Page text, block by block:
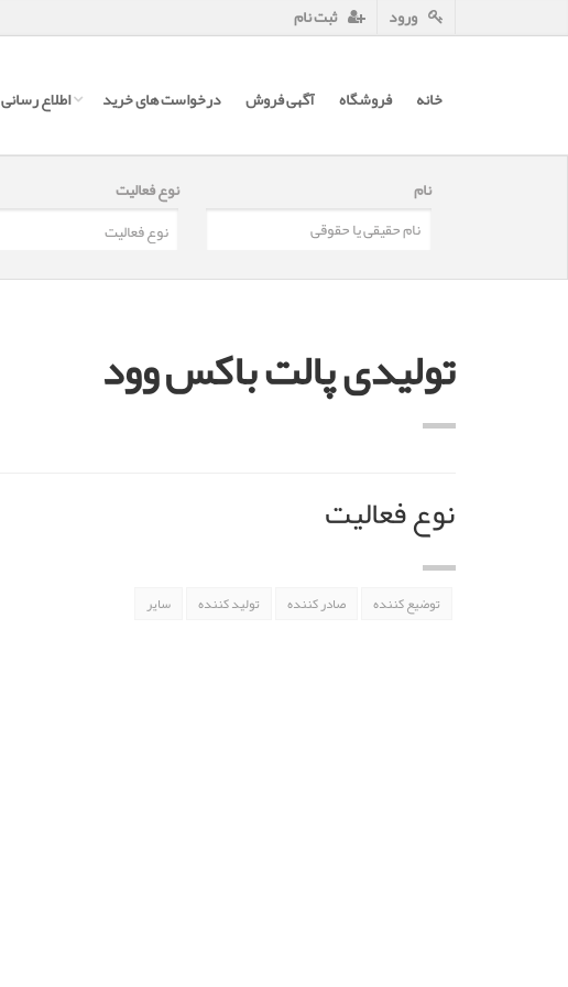
ورود ثبت نام
خانه فروشگاه آگهی فروش درخواست های خرید اطلاع رسانی
نام نوع فعالیت
تولیدی پالت باکس وود
نوع فعالیت
توضیع کننده صادر کننده تولید کننده سایر